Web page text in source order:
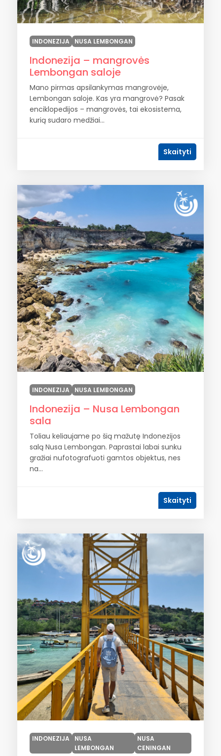
INDONEZIJA NUSA LEMBONGAN
Indonezija – mangrovės
Lembongan saloje
Mano pirmas apsilankymas mangrovėje,
Lembongan saloje. Kas yra mangrovė? Pasak
enciklopedijos – mangrovės, tai ekosistema,
kurią sudaro medžiai...
Skaityti
INDONEZIJA NUSA LEMBONGAN
Indonezija – Nusa Lembongan
sala
Toliau keliaujame po šią mažutę Indonezijos
salą Nusa Lembongan. Paprastai labai sunku
gražiai nufotografuoti gamtos objektus, nes
na...
Skaityti
INDONEZIJA
NUSA
LEMBONGAN
NUSA
CENINGAN